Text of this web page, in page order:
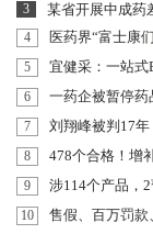
3 某省开展中成药
4 医药界“富士康
5 宜健采：一站式
6 一药企被暂停药
7
刘翔峰被判17
8 478个合格！增
9
涉114个产品，
10
售假、百万罚